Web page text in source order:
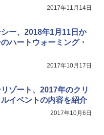
2017年11月14日
ー、2018年1月11日か
ハートウォーミング・
2017年10月17日
ゾート、2017年のクリ
イベントの内容を紹介
2017年10月6日